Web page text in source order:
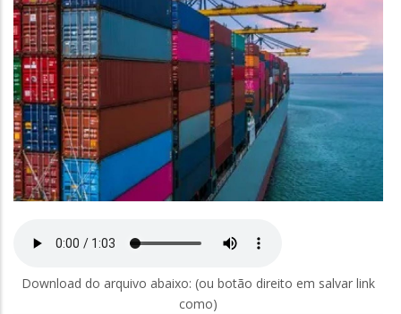
Download do arquivo abaixo: (ou botão direito em salvar link
como)